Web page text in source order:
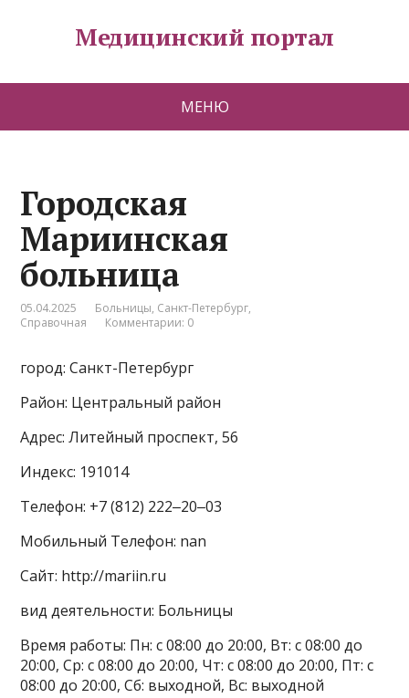
Медицинский портал
МЕНЮ
Городская
Мариинская
больница
05.04.2025 Больницы, Санкт-Петербург,
Справочная
Комментарии: 0
город: Санкт-Петербург
Район: Центральный район
Адрес: Литейный проспект, 56
Индекс: 191014
Телефон: +7 (812) 222‒20‒03
Мобильный Телефон: nan
Сайт: http://mariin.ru
вид деятельности: Больницы
Время работы: Пн: с 08:00 до 20:00, Вт: с 08:00 до
20:00, Ср: с 08:00 до 20:00, Чт: с 08:00 до 20:00, Пт: с
08:00 до 20:00, Сб: выходной, Вс: выходной